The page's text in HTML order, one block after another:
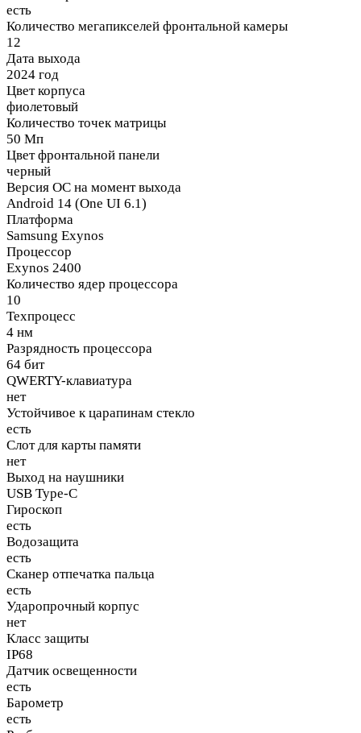
есть
Количество мегапикселей фронтальной камеры
12
Дата выхода
2024 год
Цвет корпуса
фиолетовый
Количество точек матрицы
50 Мп
Цвет фронтальной панели
черный
Версия ОС на момент выхода
Android 14 (One UI 6.1)
Платформа
Samsung Exynos
Процессор
Exynos 2400
Количество ядер процессора
10
Техпроцесс
4 нм
Разрядность процессора
64 бит
QWERTY-клавиатура
нет
Устойчивое к царапинам стекло
есть
Слот для карты памяти
нет
Выход на наушники
USB Type-C
Гироскоп
есть
Водозащита
есть
Сканер отпечатка пальца
есть
Ударопрочный корпус
нет
Класс защиты
IP68
Датчик освещенности
есть
Барометр
есть